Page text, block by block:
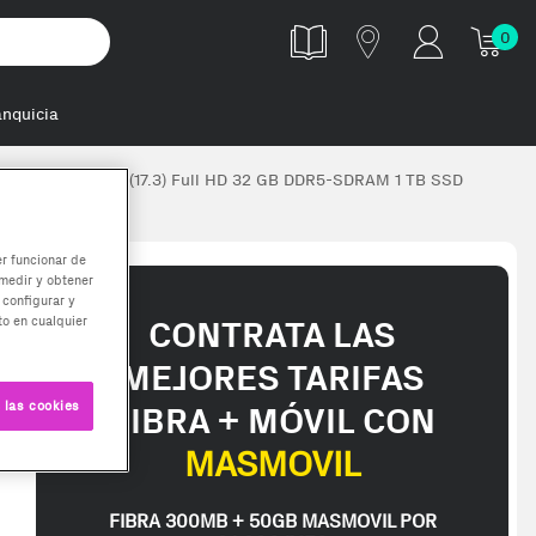
0
43,9 cm (17.3) Full HD 32 GB DDR5-SDRAM 1 TB SSD
CONTRATA LAS
MEJORES TARIFAS
FIBRA + MÓVIL CON
MASMOVIL
FIBRA 300MB + 50GB MASMOVIL POR
funcionar de
y obtener
y
en cualquier
cookies